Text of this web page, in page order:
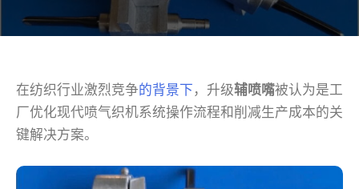
在纺织行业激烈竞争的背景下，升级辅喷嘴被认为是工
厂优化现代喷气织机系统操作流程和削减生产成本的关
键解决方案。